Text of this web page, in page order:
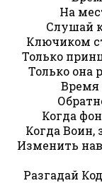
На
Слушай
Ключиком
Только
Только она
Время
Когда
Когда Воин,
Изменить
Разгадай